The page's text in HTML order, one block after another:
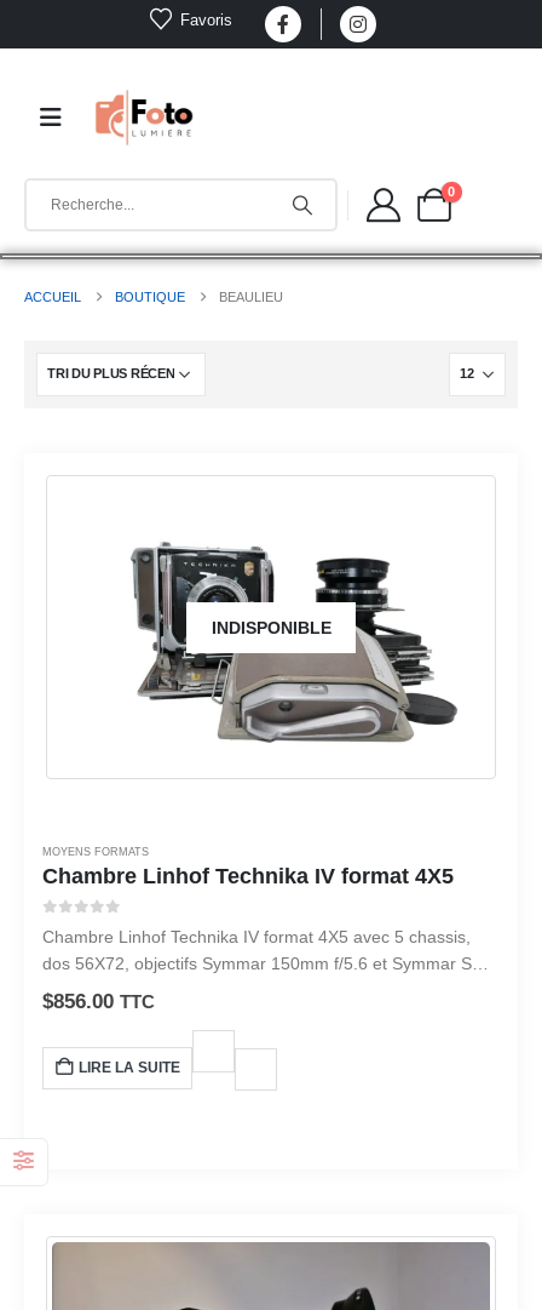
Favoris
0
ACCUEIL BOUTIQUE BEAULIEU
INDISPONIBLE
MOYENS FORMATS
Chambre Linhof Technika IV format 4X5
Chambre Linhof Technika IV format 4X5 avec 5 chassis,
dos 56X72, objectifs Symmar 150mm f/5.6 et Symmar S
240 mm f/5.6
$856.00 TTC
LIRE LA SUITE